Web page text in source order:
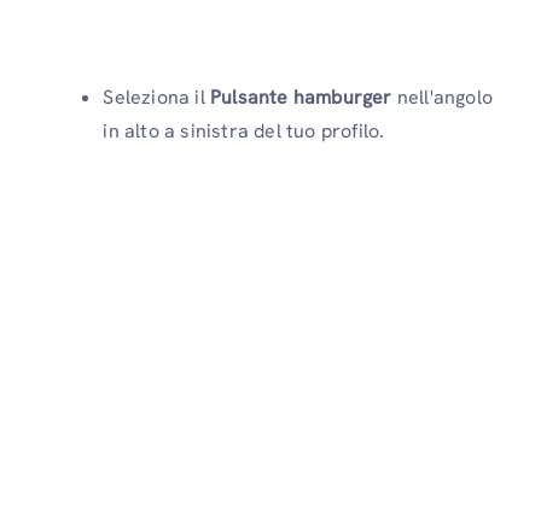
Seleziona il Pulsante hamburger nell'angolo
in alto a sinistra del tuo profilo.